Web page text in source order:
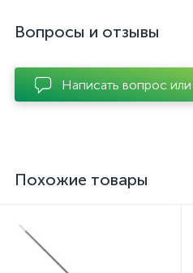
Вопросы и отзывы
Написать вопрос или
Похожие товары